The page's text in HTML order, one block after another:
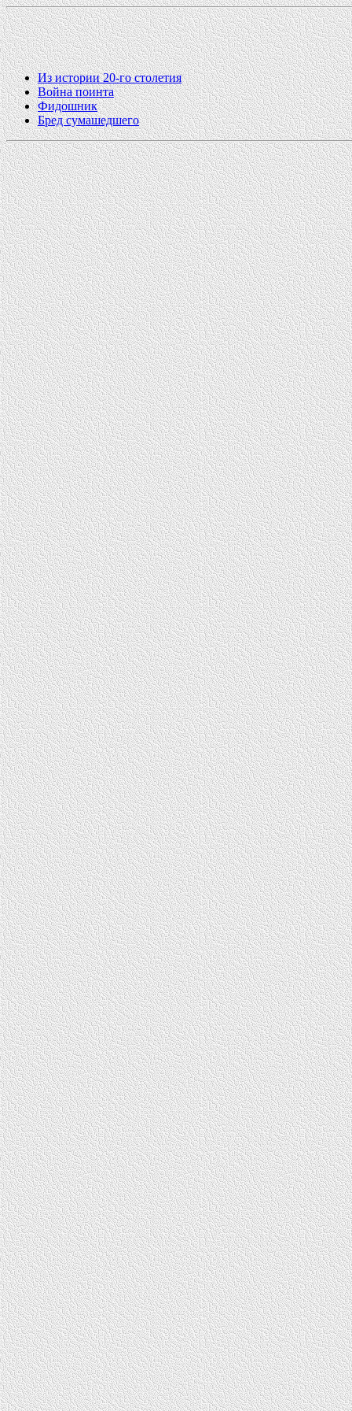
Из истории 20-го столетия
Война поинта
Фидошник
Бред сумашедшего